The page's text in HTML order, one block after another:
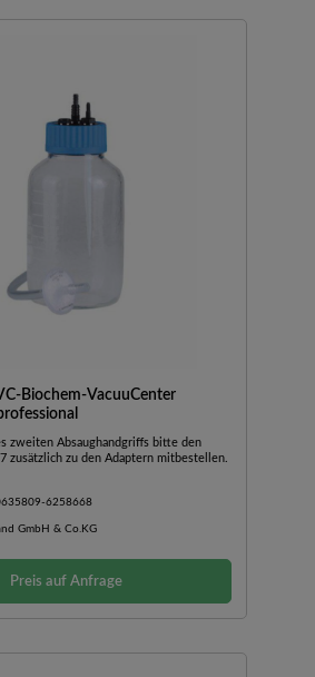
Biochem-VacuuCenter
zweiten Absaughandgriffs bitte den
zusätzlich zu den Adaptern mitbestellen.
6258668
GmbH & Co.KG
Preis auf Anfrage